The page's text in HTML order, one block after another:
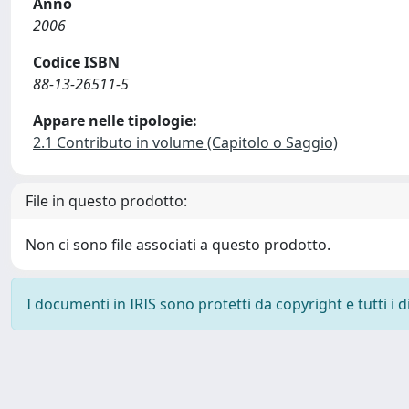
2006
Codice ISBN
88-13-26511-5
Appare nelle tipologie:
2.1 Contributo in volume (Capitolo o Saggio)
File in questo prodotto:
Non ci sono file associati a questo prodotto.
I documenti in IRIS sono protetti da copyright e tutti i